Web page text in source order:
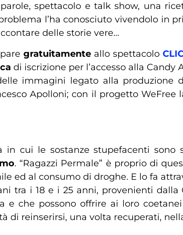
spettacolo e talk show, una
l’ha conosciuto vivendolo in
delle storie vere…
gratuitamenteallo spettacolo
di iscrizione per l’accesso alla
immagini legato alla produzione
Apolloni; con il progetto
in cui le sostanze stupefacenti sono
. “Ragazzi Permale” è proprio di
ed al consumo di droghe. E lo fa
tra i 18 e i 25 anni, provenienti
e che possono offrire ai loro
di reinserirsi, una volta recuperati,